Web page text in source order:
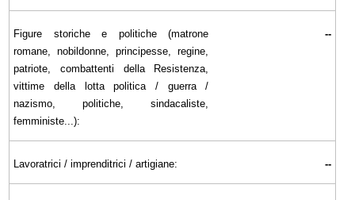
Figure storiche e politiche (matrone
romane, nobildonne, principesse, regine,
patriote, combattenti della Resistenza,
vittime della lotta politica / guerra /
nazismo, politiche, sindacaliste,
femministe...):
--
Lavoratrici / imprenditrici / artigiane: --